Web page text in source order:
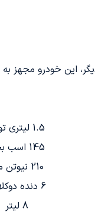
این خودرو مجهز به
1.5 لیتری توربو
145 اسب بخار
210 نیوتن متر
6 دنده دوکلاچه
8 لیتر